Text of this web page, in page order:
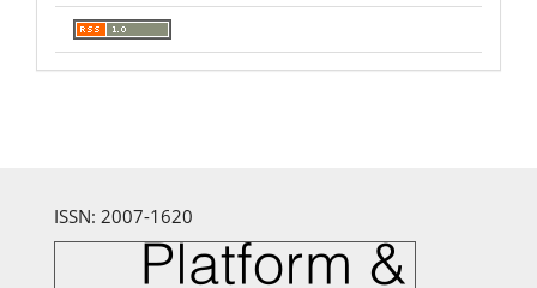
ISSN: 2007-1620